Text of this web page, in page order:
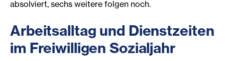
absolviert, sechs weitere folgen noch.
Arbeitsalltag und Dienstzeiten
im Freiwilligen Sozialjahr